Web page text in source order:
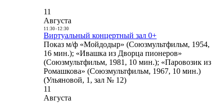
11
Августа
11:30- 12:30
Виртуальный концертный зал 0+
Показ м/ф «Мойдодыр» (Союзмультфильм, 1954,
16 мин.); «Ивашка из Дворца пионеров»
(Союзмультфильм, 1981, 10 мин.); «Паровозик из
Ромашкова» (Союзмультфильм, 1967, 10 мин.)
(Ульяновой, 1, зал № 12)
11
Августа